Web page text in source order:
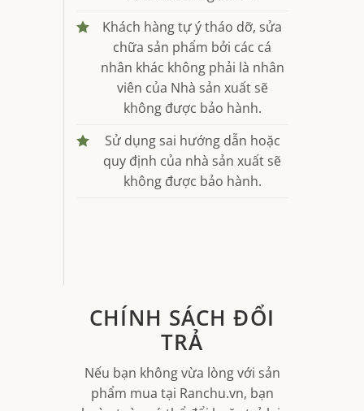
Khách hàng tự ý tháo dỡ, sửa
chữa sản phẩm bởi các cá
nhân khác không phải là nhân
viên của Nhà sản xuất sẽ
không được bảo hành.
Sử dụng sai hướng dẫn hoặc
quy định của nhà sản xuất sẽ
không được bảo hành.
CHÍNH SÁCH ĐỔI
TRẢ
Nếu bạn không vừa lòng với sản
phẩm mua tại Ranchu.vn, bạn